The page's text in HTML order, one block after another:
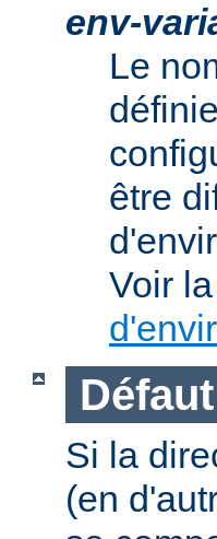
env-
Le
être
Voir la
Défaut
Si la
(en